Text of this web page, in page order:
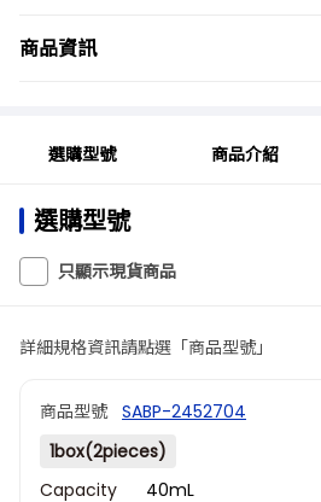
商品資訊
商品分類
選購型號 商品介紹
選購型號
只顯示現貨商品
詳細規格資訊請點選「商品型號」
商品型號 SABP-2452704
1box(2pieces)
Capacity
40mL